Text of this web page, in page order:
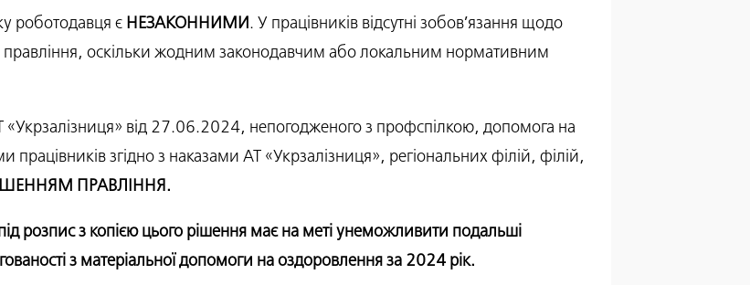
роботодавця є НЕЗАКОННИМИ . У працівників відсутні зобов’язання щодо
оскільки жодним законодавчим або локальним нормативним
«Укрзалізниця» від 27.06.2024, непогодженого з профспілкою, допомога на
згідно з наказами АТ «Укрзалізниця», регіональних філій, філій,
ПРАВЛІННЯ.
розпис з копією цього рішення має на меті унеможливити подальші
з матеріальної допомоги на оздоровлення за 2024 рік.